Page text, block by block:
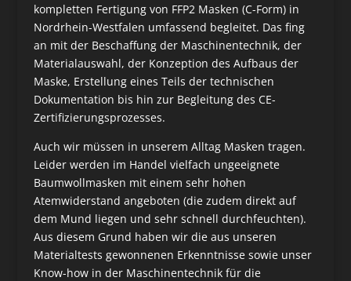
kompletten Fertigung von FFP2 Masken (C-Form) in
Nordrhein-Westfalen umfassend begleitet. Das fing
an mit der Beschaffung der Maschinentechnik, der
Materialauswahl, der Konzeption des Aufbaus der
Maske, Erstellung eines Teils der technischen
Dokumentation bis hin zur Begleitung des CE-
Zertifizierungsprozesses.
Auch wir müssen in unserem Alltag Masken tragen.
Leider werden im Handel vielfach ungeeignete
Baumwollmasken mit einem sehr hohen
Atemwiderstand angeboten (die zudem direkt auf
dem Mund liegen und sehr schnell durchfeuchten).
Aus diesem Grund haben wir die aus unseren
Materialtests gewonnenen Erkenntnisse sowie unser
Know-how in der Maschinentechnik für die